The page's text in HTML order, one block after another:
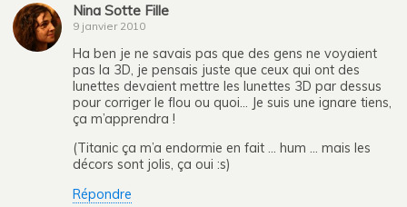
Nina Sotte Fille
9 janvier 2010
Ha ben je ne savais pas que des gens ne voyaient
pas la 3D, je pensais juste que ceux qui ont des
lunettes devaient mettre les lunettes 3D par dessus
pour corriger le flou ou quoi… Je suis une ignare tiens,
ça m’apprendra !
(Titanic ça m’a endormie en fait … hum … mais les
décors sont jolis, ça oui :s)
Répondre